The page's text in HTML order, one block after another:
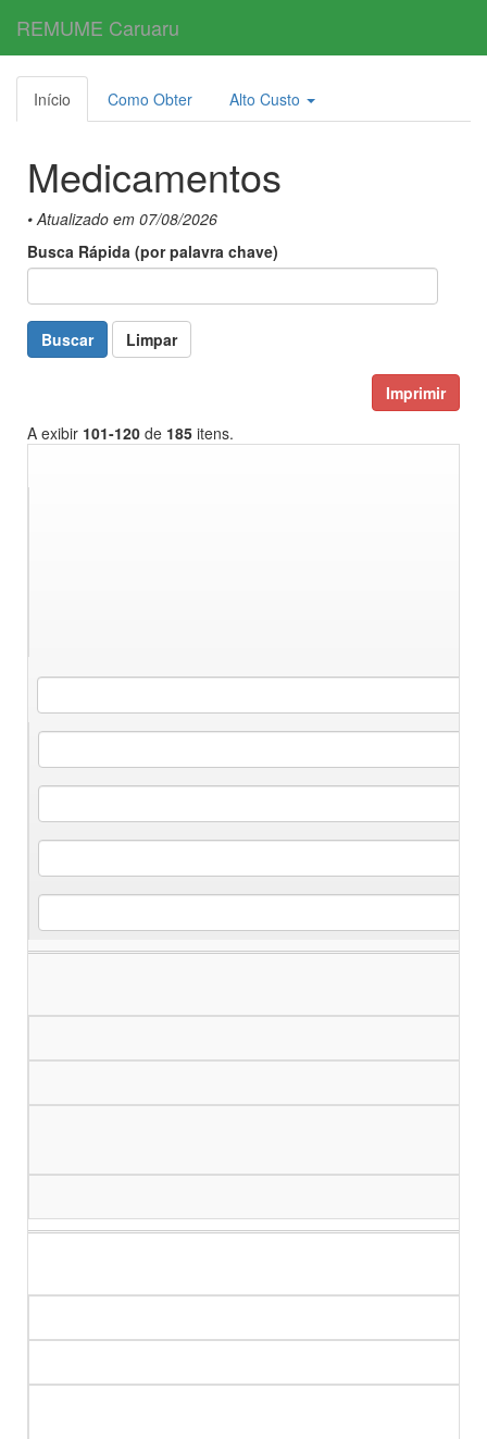
REMUME Caruaru
Início Como Obter Alto Custo
Medicamentos
• Atualizado em 07/08/2026
Busca Rápida (por palavra chave)
Buscar Limpar
Imprimir
A exibir 101-120 de 185 itens.